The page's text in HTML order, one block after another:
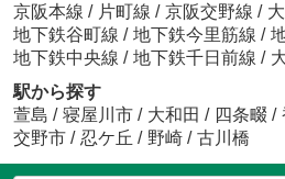
京阪本線 / 片町線 / 京阪交野線 /
地下鉄谷町線 / 地下鉄今里筋線 /
地下鉄中央線 / 地下鉄千日前線 /
駅から探す
萱島 / 寝屋川市 / 大和田 / 四条畷 /
交野市 / 忍ケ丘 / 野崎 / 古川橋